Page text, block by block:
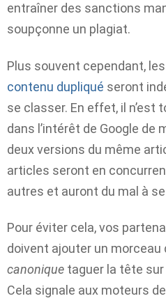
entraîner des sanctions
soupçonne un plagiat.
Plus souvent cependant,
contenu dupliqué seront
se classer. En effet, il n’est
dans l’intérêt de Google de
deux versions du même
articles seront en
autres et auront du mal à
Pour éviter cela, vos
doivent ajouter un morceau
canonique taguer la tête
Cela signale aux moteurs